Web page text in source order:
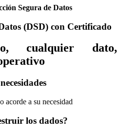
Segura de Datos
(DSD) con Certificado
cualquier dato,
acorde a su necesidad
los dados?